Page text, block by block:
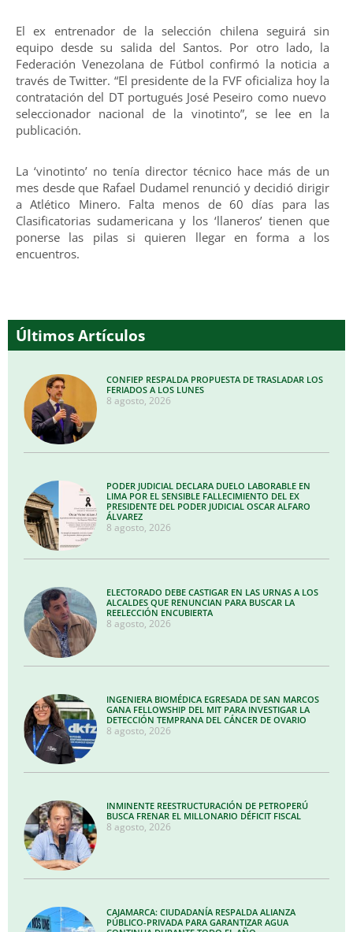
El ex entrenador de la selección chilena seguirá sin
equipo desde su salida del Santos. Por otro lado, la
Federación Venezolana de Fútbol confirmó la noticia a
través de Twitter. “El presidente de la FVF oficializa hoy la
contratación del DT portugués José Peseiro como nuevo
seleccionador nacional de la vinotinto”, se lee en la
publicación.
La ‘vinotinto’ no tenía director técnico hace más de un
mes desde que Rafael Dudamel renunció y decidió dirigir
a Atlético Minero. Falta menos de 60 días para las
Clasificatorias sudamericana y los ‘llaneros’ tienen que
ponerse las pilas si quieren llegar en forma a los
encuentros.
Últimos Artículos
CONFIEP RESPALDA PROPUESTA DE TRASLADAR LOS
FERIADOS A LOS LUNES
8 agosto, 2026
PODER JUDICIAL DECLARA DUELO LABORABLE EN
LIMA POR EL SENSIBLE FALLECIMIENTO DEL EX
PRESIDENTE DEL PODER JUDICIAL OSCAR ALFARO
ÁLVAREZ
8 agosto, 2026
ELECTORADO DEBE CASTIGAR EN LAS URNAS A LOS
ALCALDES QUE RENUNCIAN PARA BUSCAR LA
REELECCIÓN ENCUBIERTA
8 agosto, 2026
INGENIERA BIOMÉDICA EGRESADA DE SAN MARCOS
GANA FELLOWSHIP DEL MIT PARA INVESTIGAR LA
DETECCIÓN TEMPRANA DEL CÁNCER DE OVARIO
8 agosto, 2026
INMINENTE REESTRUCTURACIÓN DE PETROPERÚ
BUSCA FRENAR EL MILLONARIO DÉFICIT FISCAL
8 agosto, 2026
CAJAMARCA: CIUDADANÍA RESPALDA ALIANZA
PÚBLICO-PRIVADA PARA GARANTIZAR AGUA